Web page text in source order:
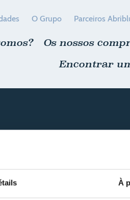
À
O Grupo Parceiros
Os nossos
Encontrar